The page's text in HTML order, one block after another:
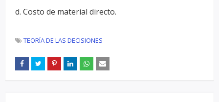
d. Costo de material directo.
TEORÍA DE LAS DECISIONES